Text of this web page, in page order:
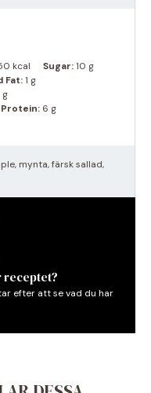
kcal Sugar:10 g
Fat:1 g
g
Protein: 6 g
mynta, färsk sallad,
receptet?
efter att se vad du har